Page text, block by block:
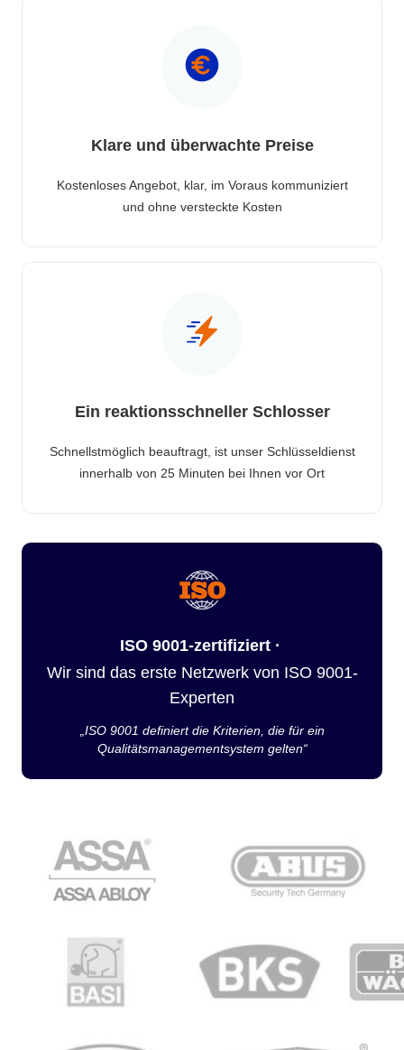
Klare und überwachte Preise
Kostenloses Angebot, klar, im Voraus kommuniziert
und ohne versteckte Kosten
Ein reaktionsschneller Schlosser
Schnellstmöglich beauftragt, ist unser Schlüsseldienst
innerhalb von 25 Minuten bei Ihnen vor Ort
ISO 9001-zertifiziert ·
Wir sind das erste Netzwerk von ISO 9001-
Experten
„ISO 9001 definiert die Kriterien, die für ein
Qualitätsmanagementsystem gelten“